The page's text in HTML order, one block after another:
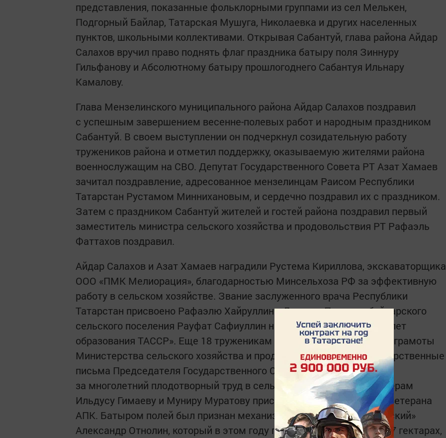
представления, показанные фольклорными группами из сел Мелькен,
Подгорный Байлар, Татарская Мушуга, Николаевка и других населенных
пунктов, школьными коллективами. Открывая Сабантуй, глава района Айдар
Салахов вручил право поднять флаг праздника батыру поля Зиннуру
Гильфанову и Абсолютному батыру прошлогоднего Сабантуя Ильнару
Камалову.
Глава Мензелинского муниципального района Айдар Салахов поздравил
с успешным завершением весенне-полевых работ и народным праздником
Сабантуй. В своем выступлении он подчеркнул созидательную работу
тружеников района и отметил поддержку, оказываемую жителями района
военнослужащим на СВО. Депутат Государственного Совета РТ Азат Хамаев
зачитал поздравление, адресованное мензелинцам Раисом Республики
Татарстан Рустамом Миннихановым, и сердечно поздравил их с праздником.
Затем с праздником Сабантуй жителей и гостей района поздравил первый
заместитель министра сельского хозяйства и продовольствия РТ Рафаэль
Фаттахов поздравил.
Айдар Салахов и Азат Хамаев наградили Рустема Кириллова, экскаваторщика
ООО «ПМК Мелиорация», благодарностью Минсельхоза РФ за эффективную
работу в сельском хозяйстве. Звание заслуженного врача Республики
Татарстан присвоено Рафаэлю Хайруллину. Депутат Подгорнобайларского
сельского поселения Рауфат Сафиуллин награжден медалью «100 лет
образования ТАССР». Еще 18 труженикам были вручены Почетные грамоты
Министерства сельского хозяйства и продовольствия РТ и благодарственные
письма Председателя Государственного Совета Татарстана. Также
за многолетний плодотворный труд в сельском хозяйстве пенсионерам
Ильдусу Гимаеву и Муниру Муратову присвоено звание почетного ветерана
АПК. Батыром полей был признан механизатор хозяйства «Заиковский»
Александр Отнолин, который в этом году провел яровой сев на 2277 гектарах,